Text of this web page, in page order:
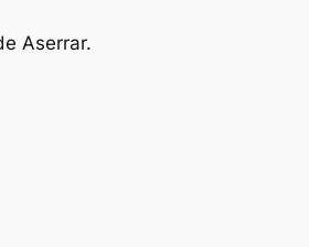
Aserrar.